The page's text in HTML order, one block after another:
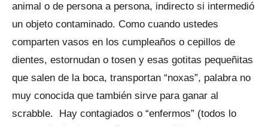
animal o de persona a persona, indirecto si intermedió
un objeto contaminado. Como cuando ustedes
comparten vasos en los cumpleaños o cepillos de
dientes, estornudan o tosen y esas gotitas pequeñitas
que salen de la boca, transportan “noxas”, palabra no
muy conocida que también sirve para ganar al
scrabble. Hay contagiados o “enfermos” (todos lo